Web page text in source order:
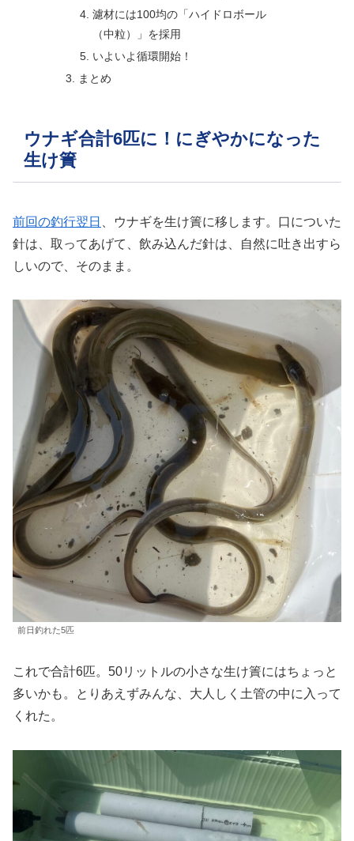
濾材には100均の「ハイドロボール
（中粒）」を採用
いよいよ循環開始！
まとめ
ウナギ合計6匹に！にぎやかになった
生け簀
前回の釣行翌日
、ウナギを生け簀に移します。口についた
針は、取ってあげて、飲み込んだ針は、自然に吐き出すら
しいので、そのまま。
前日釣れた5匹
これで合計6匹。50リットルの小さな生け簀にはちょっと
多いかも。とりあえずみんな、大人しく土管の中に入って
くれた。